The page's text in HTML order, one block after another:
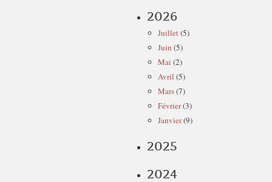
2026
Juillet(5)
Juin (5)
Mai (2)
Avril (5)
Mars(7)
Février(3)
Janvier(9)
2025
2024